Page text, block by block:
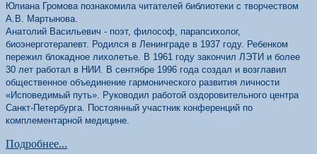
Юлиана Громова познакомила читателей библиотеки с творчеством
А.В. Мартынова.
Анатолий Васильевич - поэт, философ, парапсихолог,
биоэнерготерапевт. Родился в Ленинграде в 1937 году. Ребенком
пережил блокадное лихолетье. В 1961 году закончил ЛЭТИ и более
30 лет работал в НИИ. В сентябре 1996 года создал и возглавил
общественное объединение гармонического развития лично­сти
«Исповедимый путь». Руководил работой оздоровительного центра
Санкт-Петербурга. Постоянный участник конференций по
комплементарной медицине.
Подробнее...